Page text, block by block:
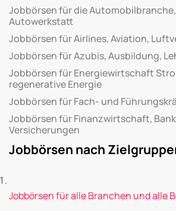
Jobbörsen für die
Autowerkstatt
Jobbörsen für Airlines, Aviation,
Jobbörsen für Azubis, Ausbildung,
Jobbörsen für Energiewirtschaft
regenerative Energie
Jobbörsen für Fach- und
Jobbörsen für Finanzwirtschaft,
Versicherungen
Jobbörsen nach
Jobbörsen für alle Branchen und alle